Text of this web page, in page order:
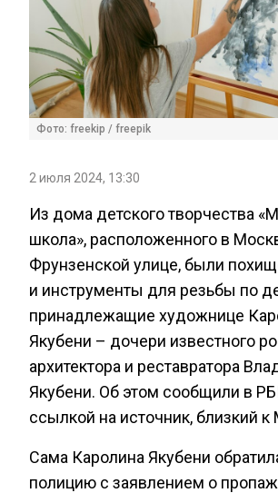
Фото: freekip / freepik
2 июля 2024, 13:30
Из дома детского творчества
школа», расположенного в
Фрунзенской улице, были
и инструменты для резьбы по
принадлежащие художнице
Якубени – дочери известного
архитектора и реставратора
Якубени. Об этом сообщили в
ссылкой на источник, близкий
Сама Каролина Якубени
полицию с заявлением о